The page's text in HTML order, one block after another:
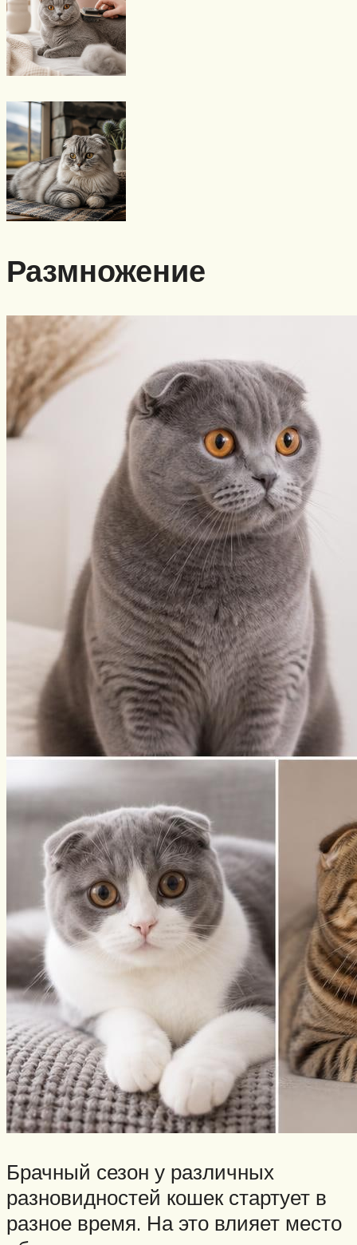
Размножение
Брачный сезон у различных
разновидностей кошек стартует в
разное время. На это влияет место